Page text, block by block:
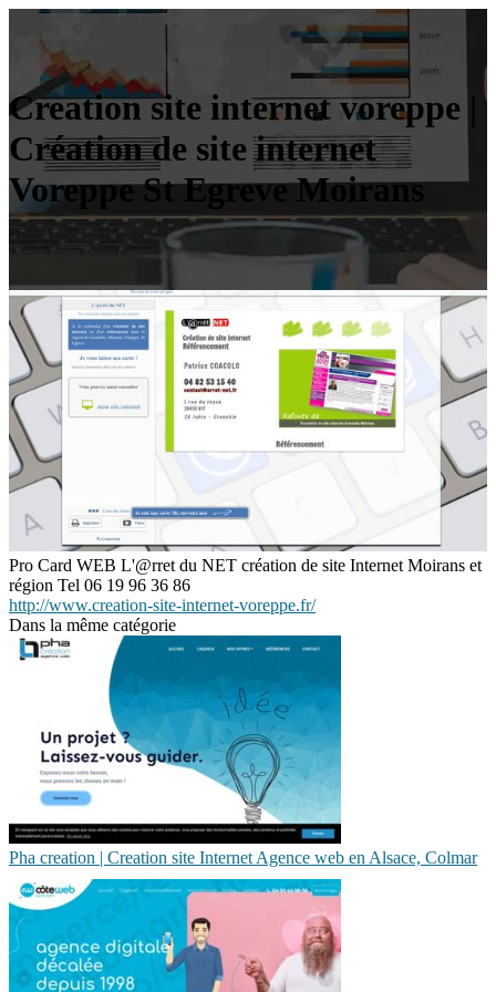
Creation site internet voreppe |
Création de site internet
Voreppe St Egreve Moirans
Pro Card WEB L'@rret du NET création de site Internet Moirans et
région Tel 06 19 96 36 86
http://www.creation-site-internet-voreppe.fr/
Dans la même catégorie
Pha creation | Creation site Internet Agence web en Alsace, Colmar